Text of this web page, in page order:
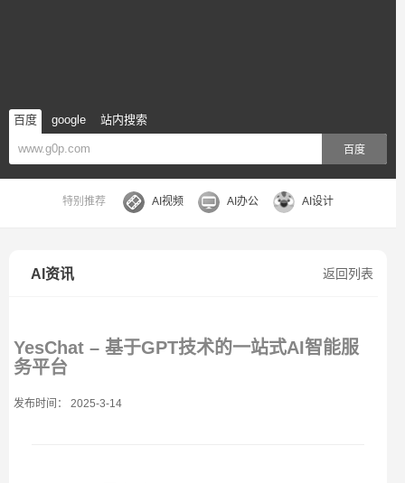
百度 google 站内搜索
百度
特别推荐 AI视频 AI办公 AI设计
返回列表
AI资讯
YesChat – 基于GPT技术的一站式AI智能服
务平台
发布时间： 2025-3-14